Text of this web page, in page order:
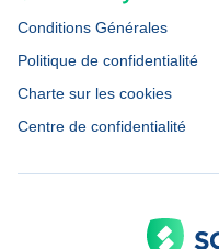
Conditions Générales
Politique de confidentialité
Charte sur les cookies
Centre de confidentialité